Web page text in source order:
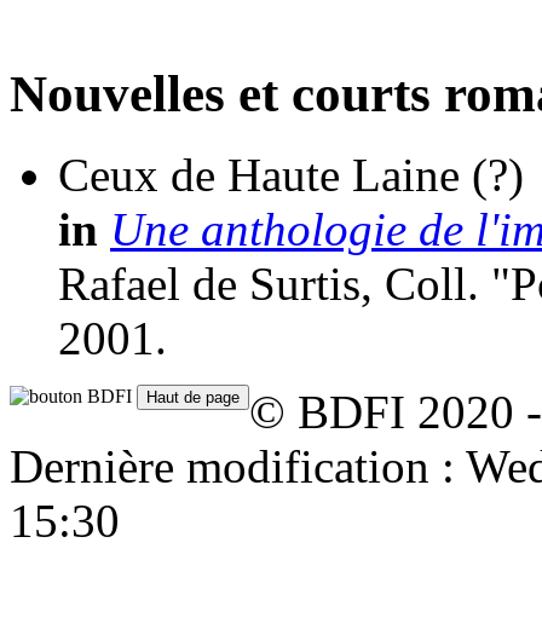
Nouvelles et courts
Ceux de Haute Laine (?)
in Une anthologie de
Rafael de Surtis, Coll.
2001.
© BDFI 2020
Dernière modification :
15:30